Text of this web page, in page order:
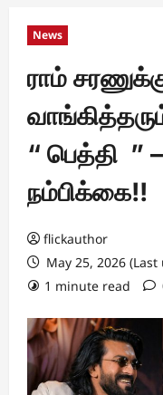
News
ராம்
“ பெத்தி ”
நம்பிக்கை!!
flickauthor
May 25, 2026
1 minute read